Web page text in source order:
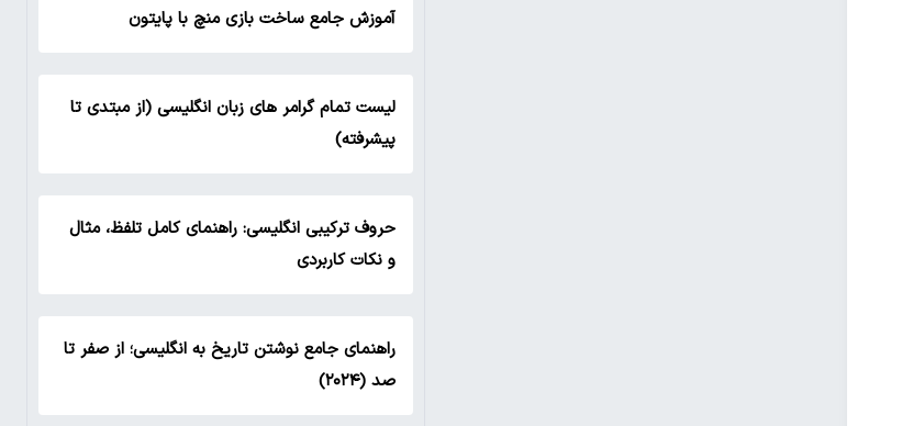
آموزش جامع ساخت بازی منچ با پایتون
لیست تمام گرامر های زبان انگلیسی (از مبتدی تا
پیشرفته)
حروف ترکیبی انگلیسی: راهنمای کامل تلفظ، مثال
و نکات کاربردی
راهنمای جامع نوشتن تاریخ به انگلیسی؛ از صفر تا
صد (۲۰۲۴)